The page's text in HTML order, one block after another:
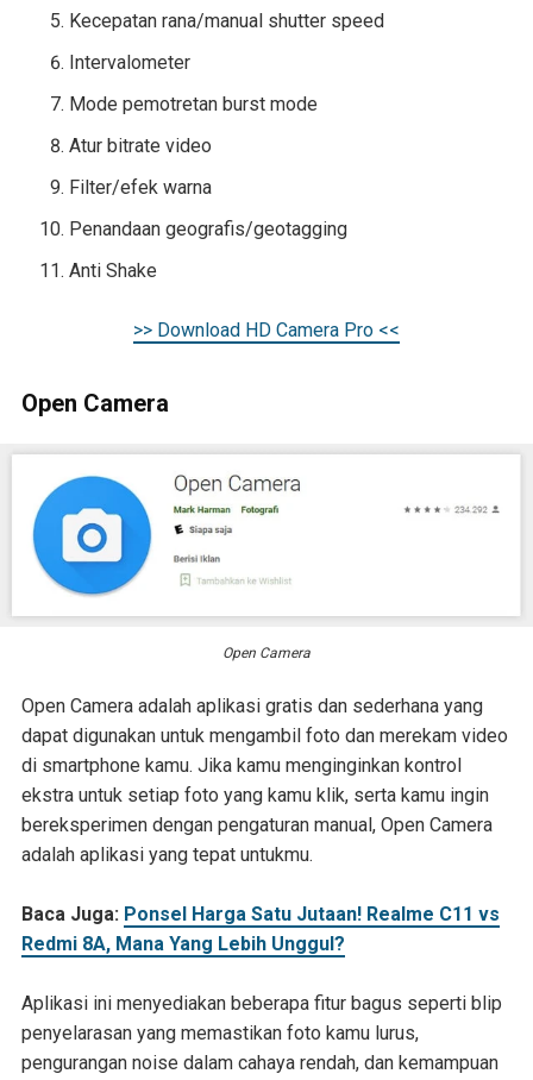
Kecepatan rana/manual shutter speed
Intervalometer
Mode pemotretan burst mode
Atur bitrate video
Filter/efek warna
Penandaan geografis/geotagging
Anti Shake
>> Download HD Camera Pro <<
Open Camera
Open Camera
Open Camera adalah aplikasi gratis dan sederhana yang
dapat digunakan untuk mengambil foto dan merekam video
di smartphone kamu. Jika kamu menginginkan kontrol
ekstra untuk setiap foto yang kamu klik, serta kamu ingin
bereksperimen dengan pengaturan manual, Open Camera
adalah aplikasi yang tepat untukmu.
Baca Juga: Ponsel Harga Satu Jutaan! Realme C11 vs
Redmi 8A, Mana Yang Lebih Unggul?
Aplikasi ini menyediakan beberapa fitur bagus seperti blip
penyelarasan yang memastikan foto kamu lurus,
pengurangan noise dalam cahaya rendah, dan kemampuan